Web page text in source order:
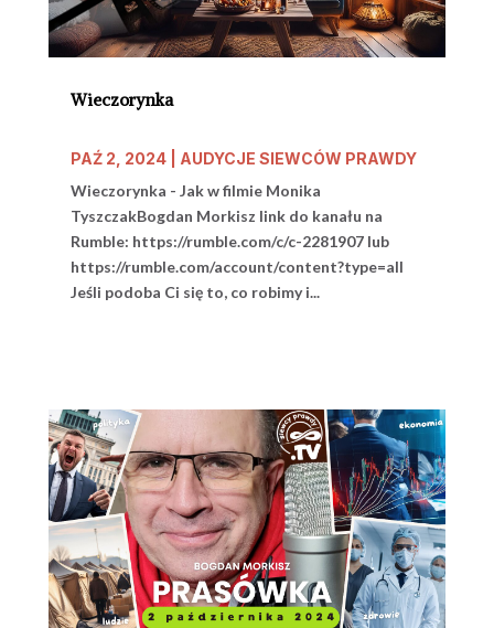
Wieczorynka
PAŹ 2, 2024| AUDYCJE SIEWCÓW PRAWDY
Wieczorynka - Jak w filmie Monika
TyszczakBogdan Morkisz link do kanału na
Rumble: https://rumble.com/c/c-2281907 lub
https://rumble.com/account/content?type=all
Jeśli podoba Ci się to, co robimy i...